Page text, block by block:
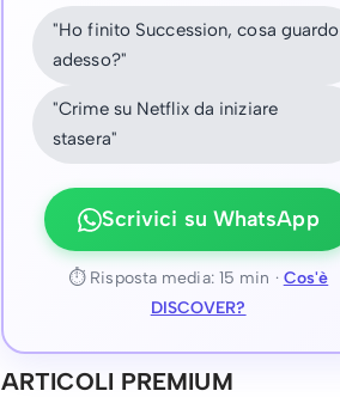
"Ho finito Succession, cosa guardo
adesso?"
"Crime su Netflix da iniziare
stasera"
Scrivici su WhatsApp
⏱ Risposta media: 15 min · Cos'è
DISCOVER?
ARTICOLI PREMIUM